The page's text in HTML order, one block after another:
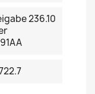
236.10